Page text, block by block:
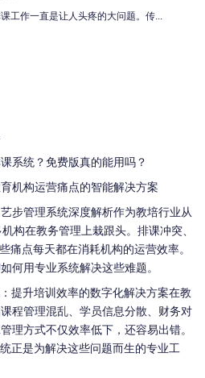
工作一直是让人头疼的大问题。传...
系统？免费版真的能用吗？
机构运营痛点的智能解决方案
步管理系统深度解析作为教培行业从
构在教务管理上栽跟头。排课冲突、
痛点每天都在消耗机构的运营效率。
何用专业系统解决这些难题。
提升培训效率的数字化解决方案在教
程管理混乱、学员信息分散、财务对
理方式不仅效率低下，还容易出错。
正是为解决这些问题而生的专业工